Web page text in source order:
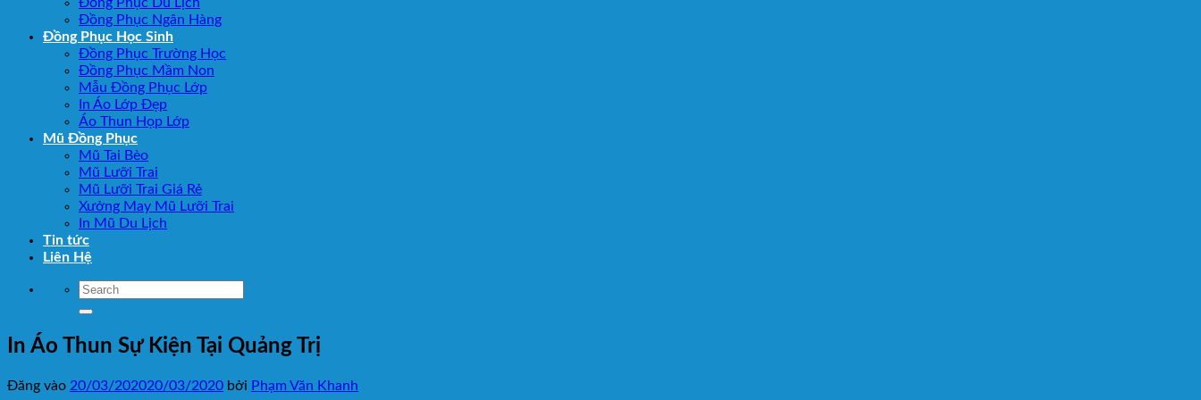
Đồng Phục Ngân Hàng
Đồng Phục Học Sinh
Đồng Phục Trường Học
Đồng Phục Mầm Non
Mẫu Đồng Phục Lớp
In Áo Lớp Đẹp
Áo Thun Họp Lớp
Mũ Đồng Phục
Mũ Tai Bèo
Mũ Lưỡi Trai
Mũ Lưỡi Trai Giá Rẻ
Xưởng May Mũ Lưỡi Trai
In Mũ Du Lịch
Tin tức
Liên Hệ
In Áo Thun Sự Kiện Tại Quảng Trị
Đăng vào 20/03/202020/03/2020 bởi Phạm Văn Khanh